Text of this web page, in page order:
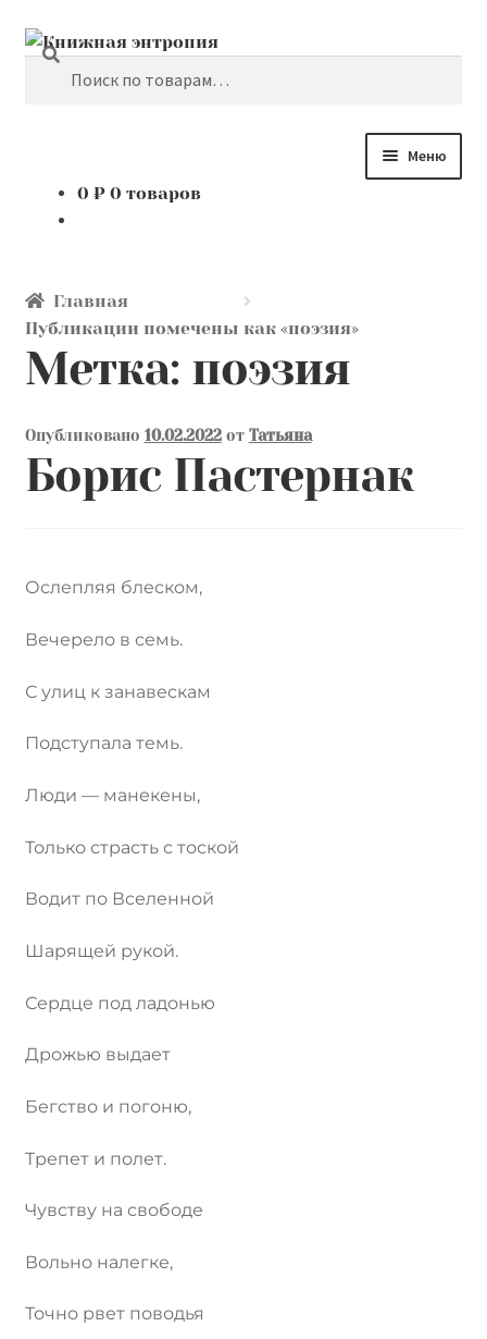
Перейти
Перейти
Искать:
Поиск
Меню
Доставка и оплата
Мы покупаем
О нас
Контакты
0 ₽ 0 товаров
Главная
Публикации помечены как «поэзия»
Метка: поэзия
Опубликовано 10.02.2022 от Татьяна
Борис Пастернак
Ослепляя блеском,
Вечерело в семь.
С улиц к занавескам
Подступала темь.
Люди — манекены,
Только страсть с тоской
Водит по Вселенной
Шарящей рукой.
Сердце под ладонью
Дрожью выдает
Бегство и погоню,
Трепет и полет.
Чувству на свободе
Вольно налегке,
Точно рвет поводья